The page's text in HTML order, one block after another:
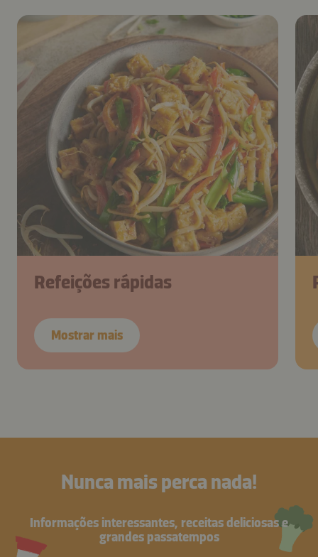
Refeições rápidas
Mostrar mais
Nunca mais perca nada!
Informações interessantes, receitas deliciosas e
grandes passatempos